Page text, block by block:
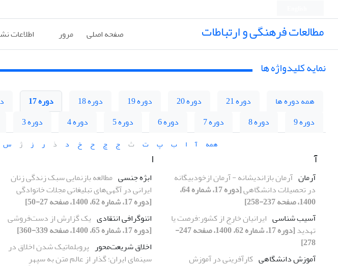
مطالعات فرهنگی و ارتباطات صفحه اصلی مرور اطلاعات
نمایه کلیدواژه ها
همه دوره ها دوره 21 دوره 20 دوره 19 دوره 18 دوره 17
دوره 9
دوره 8 دوره 7 دوره 6 دوره 5 دوره 4 دوره 3
همه آ ا ب پ ت ث ج چ ح خ د ذ ر ز ژ س
آ
آرمان آرمان بازاندیشانه - آرمان ازخودبیگانه
در تحصیلات دانشگاهی
[دوره 17، شماره 64،
1400، صفحه 237-258]
آسیب شناسی ایرانیان خارج از کشور:فرصت یا
تهدید
[دوره 17، شماره 62، 1400، صفحه 247-
278]
آموزش دانشگاهی کارآفرینی در آموزش
ا
ابژه جنسی مطالعه بازنمایی سبک زندگی زنان
ایرانی در آگهی‌های تبلیغاتی مجلات خانوادگی
[دوره 17، شماره 62، 1400، صفحه 27-50]
اتنوگرافی انتقادی یک گزارش از دست‌فروشی
[دوره 17، شماره 65، 1400، صفحه 339-360]
اخلاق شریعت‌محور پروبلماتیک شدن اخلاق در
سینمای ایران؛ گذار از عالم متن به سپهرِ